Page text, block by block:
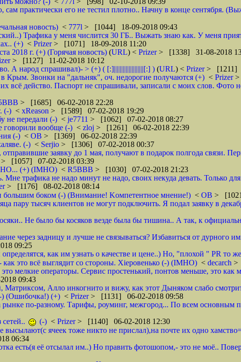
практически его не тестил плотно.. Начну в конце сентября.
новость) < 777l > [1044] 18-09-2018 09:43
Трафика у меня числится 30 ГБ.. Выжать знаю как. У меня
(+) < Prizer> [1071] 18-09-2018 11:20
2018 г. (+) (Горячая новость) (URL) < Prizer> [1338] 31-08-2018
> [1127] 11-02-2018 10:12
А народ спрашивал)- > (+) ( [:]||||||||||||||||||||[:] ) (URL) < Prizer> [1211]
Крым. Звонки на "дальняк", оч. недорогие получаются (+) < Prizer>
всё действо. Паспорт не спрашивали, записали с моих слов. Фото
> [1685] 06-02-2018 22:28
(-) < xReason > [1589] 07-02-2018 19:29
не передали (-) < je7711 > [1062] 07-02-2018 08:27
говорили вообще (-) < zloj > [1261] 06-02-2018 22:39
(-) < ОВ > [1369] 06-02-2018 22:39
(-) < Serjio > [1306] 07-02-2018 00:37
заявку до 1 мая, получают в подарок полгода связи.
> [1057] 07-02-2018 03:39
НО... (+) (IMHO) < R5BBB > [1030] 07-02-2018 21:23
трафика не надо минут не надо, своих некуда девать. Только
> [1176] 08-02-2018 08:14
большим боком (-) (Внимание! Kомпетентное мнение!) < ОВ >
пару тысяч клиентов не могут подключить. Я подал заявку в
Не было бы косяков везде была бы тишина.. А так, к
через задницу и лучше не связываться? Избавиться от дурного
09:25
как им узнать о качестве и цене..) Но, "плохой " PR то
это всё выглядит со стороны. Хieровенько (-) (IMHO) < decarch >
мелкие операторы. Сервис простенький, понтов меньше, это
09:43
Матриксом, Алло инкогнито и вижу, как этот Дыняком слабо
) (Ошибочка!) (+) < Prizer> [1131] 06-02-2018 09:58
рынке по-разному. Тарифы, роуминг, межгород... По всем основным
(-) < Prizer> [1140] 06-02-2018 12:30
высылают(с ячеек тоже никто не прислал),на почте их одно
06:34
есть(я её отсылал им..) Но править фотошопом,- это не моё..